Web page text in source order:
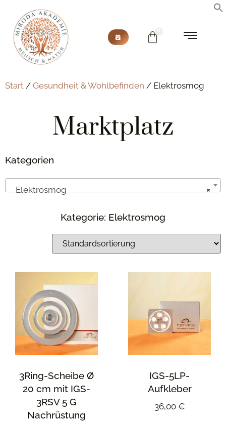
Start / Gesundheit & Wohlbefinden / Elektrosmog
Marktplatz
Kategorien
×
Elektrosmog
Kategorie: Elektrosmog
3Ring-Scheibe Ø
20 cm mit IGS-
3RSV 5 G
Nachrüstung
IGS-5LP-
Aufkleber
36,00 €